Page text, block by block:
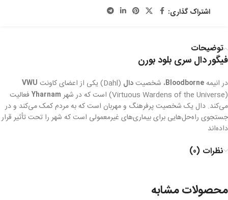
اشتراک گذاری:
توضیحات
فیگور دال سری بلود بورن
در انیمهBloodborne، شخصیتدال (Dahl) یکی از اعضای کاونت VWU
(Virtuous Wardens of the Universe) است که در شهر Yharnam فعالیت
می‌کند. دال یک شخصیت پرفرهنگ و مهربان است که به مردم کمک می‌کند و در
جستجوی راه‌حل‌هایی برای بیماری‌های غیرمعمولی است که شهر را تحت تأثیر قرار
داده‌اند
نظرات (0)
محصولات مشابه